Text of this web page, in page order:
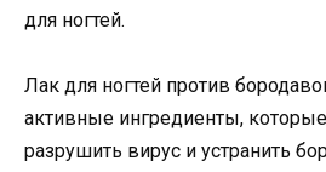
для ногтей.
Лак для ногтей против
активные ингредиенты,
разрушить вирус и устранить